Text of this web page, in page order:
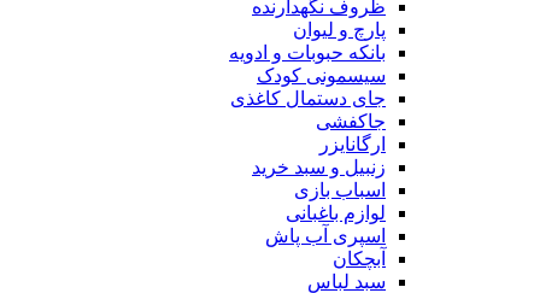
ظروف نگهدارنده
پارچ و لیوان
بانکه حبوبات و ادویه
سیسمونی کودک
جای دستمال کاغذی
جاکفشی
ارگانایزر
زنبیل و سبد خرید
اسباب بازی
لوازم باغبانی
اسپری آب پاش
آبچکان
سبد لباس